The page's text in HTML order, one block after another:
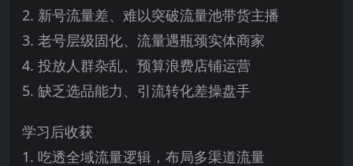
2. 新号流量差、难以突破流量池带货主播
3. 老号层级固化、流量遇瓶颈实体商家
4. 投放人群杂乱、预算浪费店铺运营
5. 缺乏选品能力、引流转化差操盘手
学习后收获
1. 吃透全域流量逻辑，布局多渠道流量